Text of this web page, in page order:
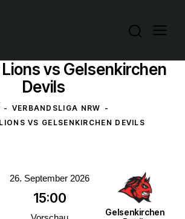
vs Gelsenkirchen
Devils
VERBANDSLIGA NRW
VS GELSENKIRCHEN DEVILS
Gelsenkirchen
26. September 2026
15:00